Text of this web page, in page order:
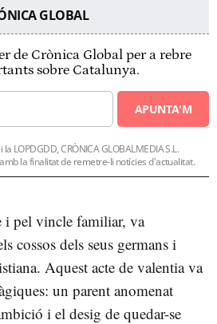
GLOBAL
de Crònica Global per a rebre
sobre Catalunya.
APUNTA'M
LOPDGDD, CRÒNICA GLOBALMEDIA S.L.
la finalitat de remetre-li notícies d'actualitat.
i pel vincle familiar, va
cossos dels seus germans i
Aquest acte de valentia va
un parent anomenat
i el desig de quedar-se